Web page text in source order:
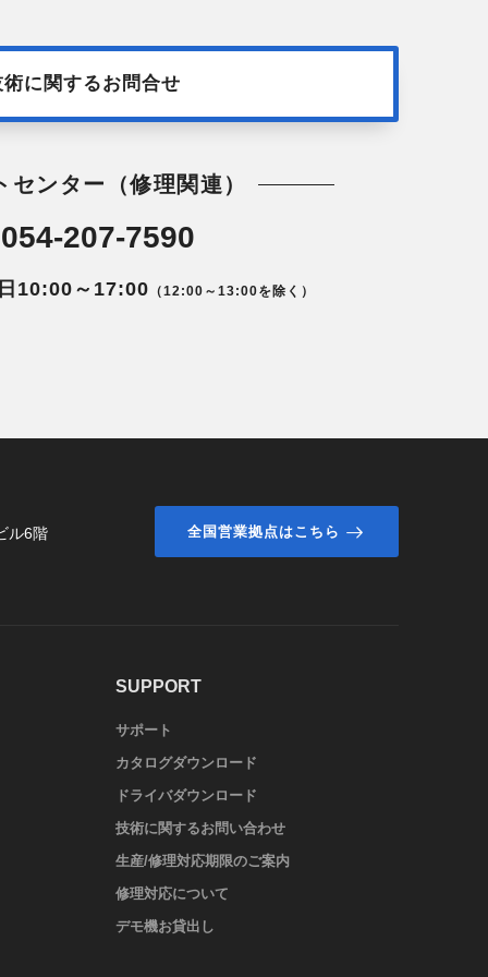
術に関するお問合せ
センター（修理関連）
054-207-7590
10:00～17:00 （12:00～13:00を除く）
ル6階 全国営業拠点はこちら
SUPPORT
サポート
カタログダウンロード
ドライバダウンロード
技術に関するお問い合わせ
生産/修理対応期限のご案内
修理対応について
デモ機お貸出し